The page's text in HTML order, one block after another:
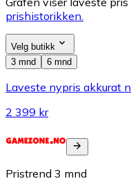
prishistorikken.
Velg butikk
3 mnd
6 mnd
Laveste nypris akkurat
2 399 kr
Pristrend 3 mnd